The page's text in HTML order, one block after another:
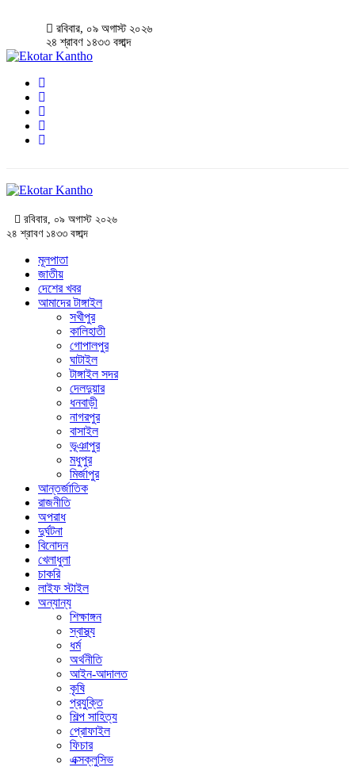
রবিবার, ০৯ অগাস্ট ২০২৬
২৪ শ্রাবণ ১৪৩৩ বঙ্গাব্দ
রবিবার, ০৯ অগাস্ট ২০২৬
২৪ শ্রাবণ ১৪৩৩ বঙ্গাব্দ
মূলপাতা
জাতীয়
দেশের খবর
আমাদের টাঙ্গাইল
সখীপুর
কালিহাতী
গোপালপুর
ঘাটাইল
টাঙ্গাইল সদর
দেলদুয়ার
ধনবাড়ী
নাগরপুর
বাসাইল
ভূঞাপুর
মধুপুর
মির্জাপুর
আন্তর্জাতিক
রাজনীতি
অপরাধ
দুর্ঘটনা
বিনোদন
খেলাধুলা
চাকরি
লাইফ স্টাইল
অন্যান্য
শিক্ষাঙ্গন
স্বাস্থ্য
ধর্ম
অর্থনীতি
আইন-আদালত
কৃষি
প্রযুক্তি
শিল্প সাহিত্য
প্রোফাইল
ফিচার
এক্সক্লুসিভ